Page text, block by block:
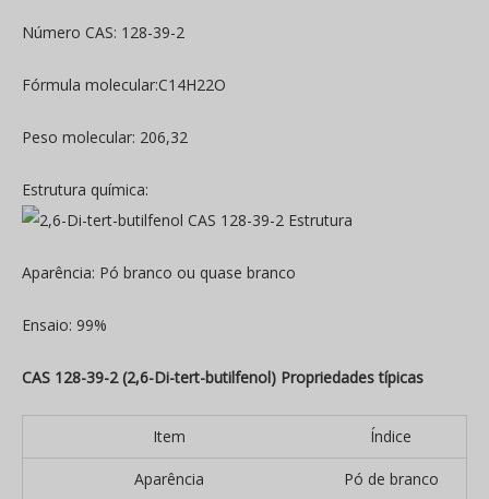
Número CAS: 128-39-2
Fórmula molecular:C14H22O
Peso molecular: 206,32
Estrutura química:
Aparência: Pó branco ou quase branco
Ensaio: 99%
CAS 128-39-2 (2,6-Di-tert-butilfenol) Propriedades típicas
Item Índice
Aparência Pó de branco